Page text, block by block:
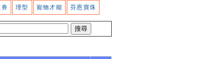
理型 寵物才能 芬恩寶珠